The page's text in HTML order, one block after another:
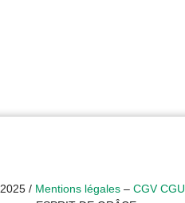
/ Mentions légales–CGV CGU